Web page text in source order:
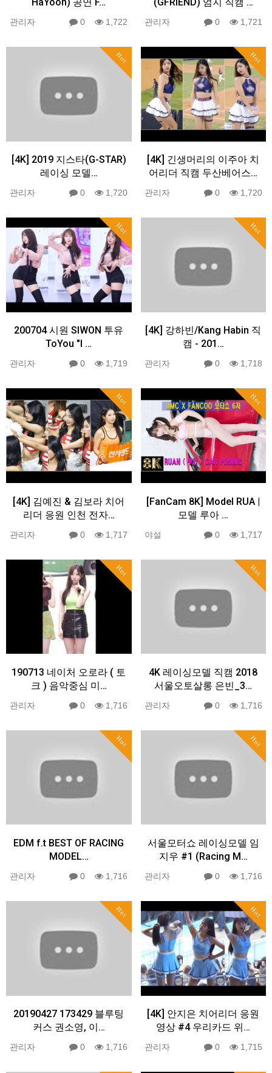
관리자 0 1,722 관리자 0 1,721
Hot
[4K] 2019 지스타(G-STAR)
레이싱 모델…
관리자 0 1,720
Hot
[4K] 긴생머리의 이주아 치
어리더 직캠 두산베어스…
관리자 0 1,720
Hot
200704 시원 SIWON 투유
ToYou "I …
관리자 0 1,719
Hot
[4K] 강하빈/Kang Habin 직
캠 - 201…
관리자 0 1,718
Hot
[4K] 김예진 & 김보라 치어
리더 응원 인천 전자…
관리자 0 1,717
Hot
[FanCam 8K] Model RUA |
모델 루아 …
야설 0 1,717
Hot
190713 네이처 오로라 ( 토
크 ) 음악중심 미…
관리자 0 1,716
Hot
4K 레이싱모델 직캠 2018
서울오토살롱 은빈_3…
관리자 0 1,716
Hot
EDM f.t BEST OF RACING
MODEL…
관리자 0 1,716
Hot
서울모터쇼 레이싱모델 임
지우 #1 (Racing M…
관리자 0 1,716
Hot
20190427 173429 블루팅
커스 권소영, 이…
관리자 0 1,716
Hot
[4K] 안지은 치어리더 응원
영상 #4 우리카드 위…
관리자 0 1,715